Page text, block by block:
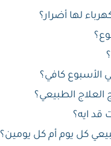
لها أضرار؟
الأسبوع كافي؟
الطبيعي؟
قد ايه؟
كل يوم أم كل يومين؟